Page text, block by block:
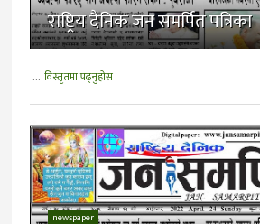
राष्ट्रिय दैनिक जन समर्पित पत्रिका
... विस्तृतमा पढ्नुहोस
newspaper